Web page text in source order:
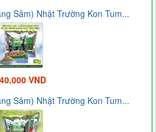
Sâm) Nhật Trường Kon Tum...
VND
Sâm) Nhật Trường Kon Tum...